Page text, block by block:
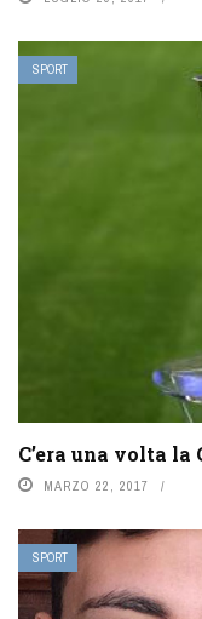
SPORT
C’era una volta
MARZO 22, 2017
SPORT